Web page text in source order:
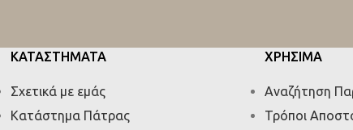
ΚΑΤΑΣΤΗΜΑΤΑ
Σχετικά με εμάς
Κατάστημα Πάτρας
ΧΡΗΣΙΜΑ
Αναζήτηση
Τρόποι